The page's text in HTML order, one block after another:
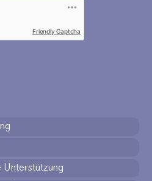
Friendly Captcha
Unterstützung